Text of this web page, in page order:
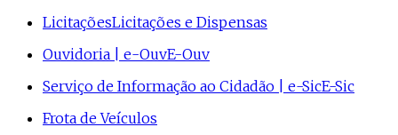
LicitaçõesLicitações e Dispensas
Ouvidoria | e-OuvE-Ouv
Serviço de Informação ao Cidadão | e-SicE-Sic
Frota de Veículos